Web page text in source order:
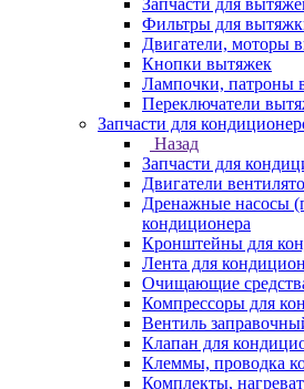
Запчасти для
Фильтры для
Двигатели, моторы
Кнопки вытяжек
Лампочки, патроны
Переключатели
Запчасти для
Назад
Запчасти для
Двигатели
Дренажные насосы
кондиционера
Кронштейны для
Лента для
Очищающие
Компрессоры для
Вентиль
Клапан для
Клеммы, проводка
Комплекты,